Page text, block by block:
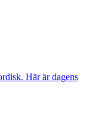
Här är dagens